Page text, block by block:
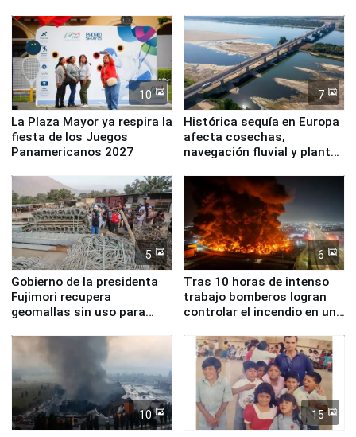
10
La Plaza Mayor ya respira la
fiesta de los Juegos
Panamericanos 2027
7
Histórica sequía en Europa
afecta cosechas,
navegación fluvial y plantas
5
Gobierno de la presidenta
Fujimori recupera
geomallas sin uso para
Fenómeno El Niño
6
Tras 10 horas de intenso
trabajo bomberos logran
controlar el incendio en una
de Chile
10 15